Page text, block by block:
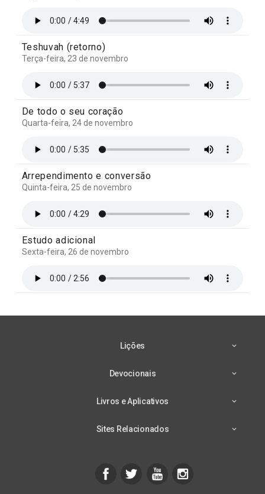
Teshuvah (retorno)
Terça-feira, 23 de novembro
De todo o seu coração
Quarta-feira, 24 de novembro
Arrependimento e conversão
Quinta-feira, 25 de novembro
Estudo adicional
Sexta-feira, 26 de novembro
Lições
Devocionais
Livros e Aplicativos
Sites Relacionados